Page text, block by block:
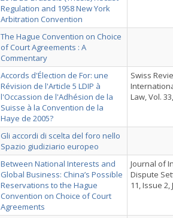
Regulation and 1958 New York
Arbitration Convention
The Hague Convention on Choice
of Court Agreements : A
Commentary
Accords d'Élection de For: une
Révision de l'Article 5 LDIP à
l'Occassion de l'Adhésion de la
Suisse à la Convention de la
Haye de 2005?
Swiss
Law, Vol.
Gli accordi di scelta del foro nello
Spazio giudiziario europeo
Between National Interests and
Global Business: China’s Possible
Reservations to the Hague
Convention on Choice of Court
Agreements
Journal of
Dispute
11, Issue 2,